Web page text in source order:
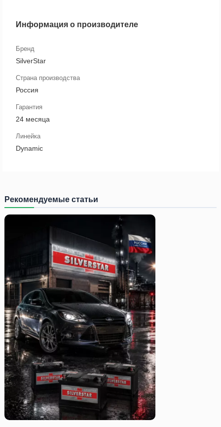
Информация о производителе
Бренд
SilverStar
Страна производства
Россия
Гарантия
24 месяца
Линейка
Dynamic
Рекомендуемые статьи